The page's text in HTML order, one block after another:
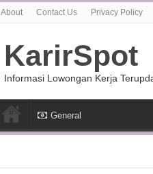
About Contact Us Privacy Policy
KarirSpot
Informasi Lowongan Kerja
General